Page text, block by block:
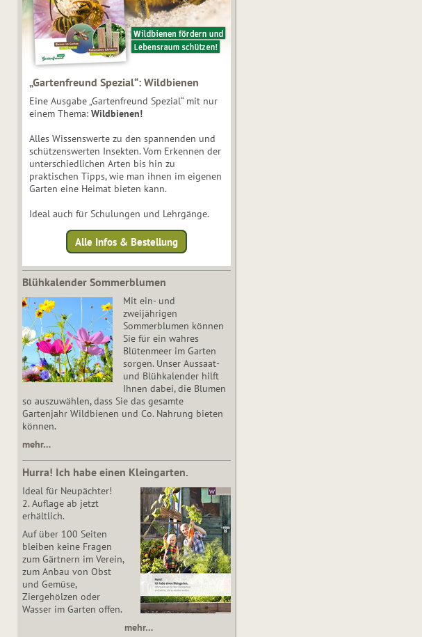
„Gartenfreund Spezial“: Wildbienen
Eine Ausgabe „Gartenfreund Spezial“ mit nur
einem Thema: Wildbienen!
Alles Wissenswerte zu den spannenden und
schützenswerten Insekten. Vom Erkennen der
unterschiedlichen Arten bis hin zu
praktischen Tipps, wie man ihnen im eigenen
Garten eine Heimat bieten kann.
Ideal auch für Schulungen und Lehrgänge.
Alle Infos & Bestellung
Blühkalender Sommerblumen
Mit ein- und
zweijährigen
Sommerblumen können
Sie für ein wahres
Blütenmeer im Garten
sorgen. Unser Aussaat-
und Blühkalender hilft
Ihnen dabei, die Blumen
so auszuwählen, dass Sie das gesamte
Gartenjahr Wildbienen und Co. Nahrung bieten
können.
mehr…
Hurra! Ich habe einen Kleingarten.
Ideal für Neupächter!
2. Auflage ab jetzt
erhältlich.
Auf über 100 Seiten
bleiben keine Fragen
zum Gärtnern im Verein,
zum Anbau von Obst
und Gemüse,
Ziergehölzen oder
Wasser im Garten offen.
mehr…